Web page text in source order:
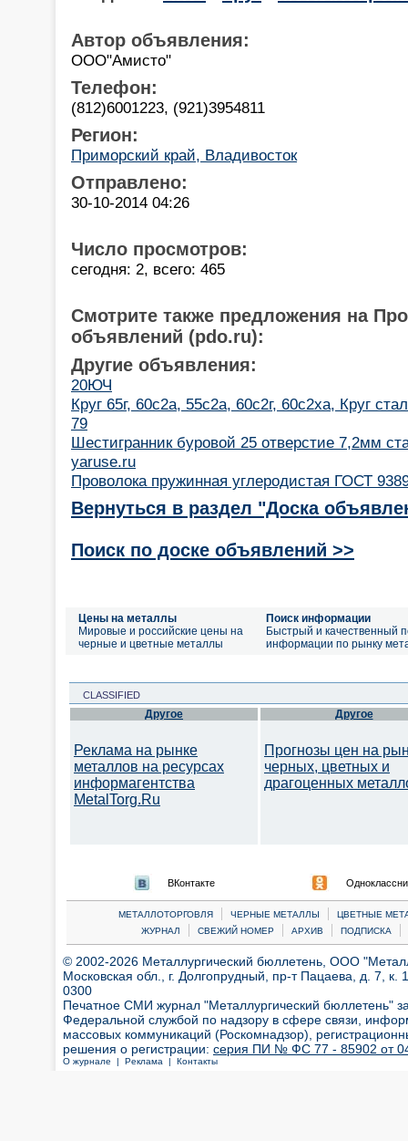
Автор объявления:
ООО"Амисто"
Телефон:
(812)6001223, (921)3954811
Регион:
Приморский край, Владивосток
Отправлено:
30-10-2014 04:26
Число просмотров:
сегодня: 2, всего: 465
Смотрите также предложения на
объявлений (pdo.ru):
Другие объявления:
20ЮЧ
Круг 65г, 60с2а, 55с2а, 60с2г, 60с2ха, Круг
79
Шестигранник буровой 25 отверстие 7,2мм
yaruse.ru
Проволока пружинная углеродистая ГОСТ
Вернуться в раздел "Доска
Поиск по доске объявлений >>
Цены на металлы
Мировые и российские цены на
черные и цветные металлы
Поиск информации
Быстрый и качественный
информации по рынку
CLASSIFIED
Другое
Реклама на рынке
металлов на ресурсах
информагентства
MetalTorg.Ru
Другое
Прогнозы цен на
черных, цветных и
драгоценных
ВКонтакте
МЕТАЛЛОТОРГОВЛЯ | ЧЕРНЫЕ МЕТАЛЛЫ |
ЦВЕТНЫЕ
ЖУРНАЛ
| СВЕЖИЙ НОМЕР | АРХИВ | ПОДПИСКА |
© 2002-2026 Металлургический бюллетень, ООО
Московская обл., г. Долгопрудный, пр-т Пацаева, д. 7,
0300
Печатное СМИ журнал "Металлургический бюллетень"
Федеральной службой по надзору в сфере связи,
массовых коммуникаций (Роскомнадзор),
решения о регистрации: серия ПИ № ФС 77 - 85902 от 04
О журнале | Реклама | Контакты